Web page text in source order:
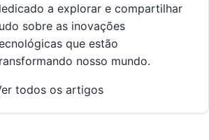
a explorar e compartilhar
sobre as inovações
que estão
nosso mundo.
todos os artigos